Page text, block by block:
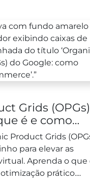
Grids (OPGs)
é e como
commerce
Product Grids
para elevar as
Aprenda o que
prático....